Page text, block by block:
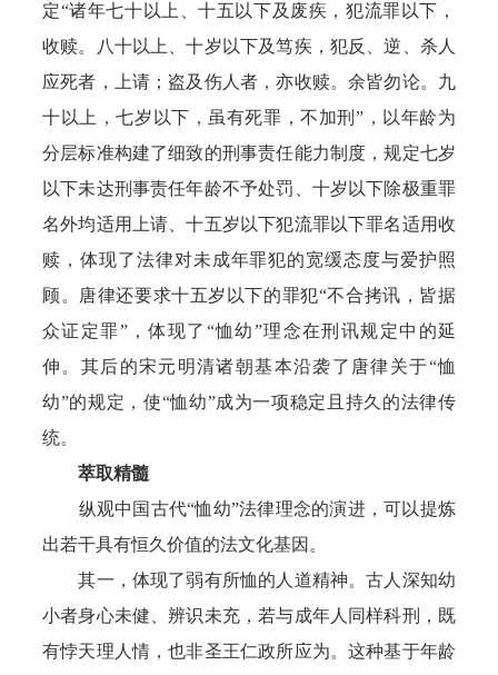
定“诸年七十以上、十五以下及废疾，犯流罪以下，
收赎。八十以上、十岁以下及笃疾，犯反、逆、杀人
应死者，上请；盗及伤人者，亦收赎。余皆勿论。九
十以上，七岁以下，虽有死罪，不加刑”，以年龄为
分层标准构建了细致的刑事责任能力制度，规定七岁
以下未达刑事责任年龄不予处罚、十岁以下除极重罪
名外均适用上请、十五岁以下犯流罪以下罪名适用收
赎，体现了法律对未成年罪犯的宽缓态度与爱护照
顾。唐律还要求十五岁以下的罪犯“不合拷讯，皆据
众证定罪”，体现了“恤幼”理念在刑讯规定中的延
伸。其后的宋元明清诸朝基本沿袭了唐律关于“恤
幼”的规定，使“恤幼”成为一项稳定且持久的法律传
统。
萃取精髓
纵观中国古代“恤幼”法律理念的演进，可以提炼
出若干具有恒久价值的法文化基因。
其一，体现了弱有所恤的人道精神。古人深知幼
小者身心未健、辨识未充，若与成年人同样科刑，既
有悖天理人情，也非圣王仁政所应为。这种基于年龄